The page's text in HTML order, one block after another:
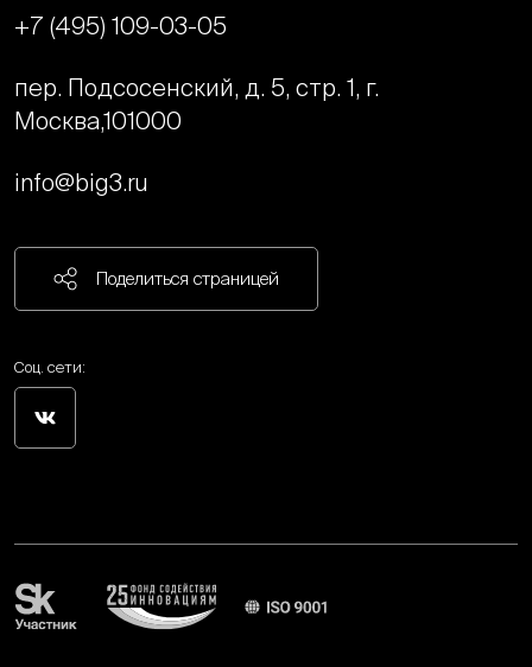
+7 (495) 109-03-05
пер. Подсосенский, д. 5, стр. 1, г.
Москва,101000
info@big3.ru
Поделиться страницей
Соц. сети: